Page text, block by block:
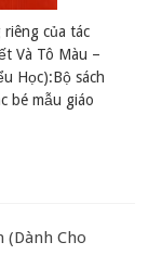
của tác
Và Tô Màu –
Học):Bộ sách
bé mẫu giáo
(Dành Cho